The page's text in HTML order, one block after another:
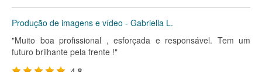
Produção de imagens e vídeo - Gabriella L.
"Muito boa profissional , esforçada e responsável. Tem um
futuro brilhante pela frente !"